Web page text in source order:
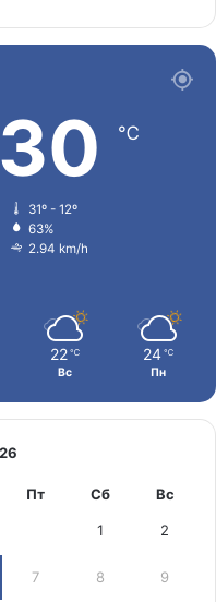
30 ℃
31º - 12º
63%
2.94 km/h
22 ℃
Вс
24 ℃
Пн
Пт Сб Вс
1 2
7 8 9